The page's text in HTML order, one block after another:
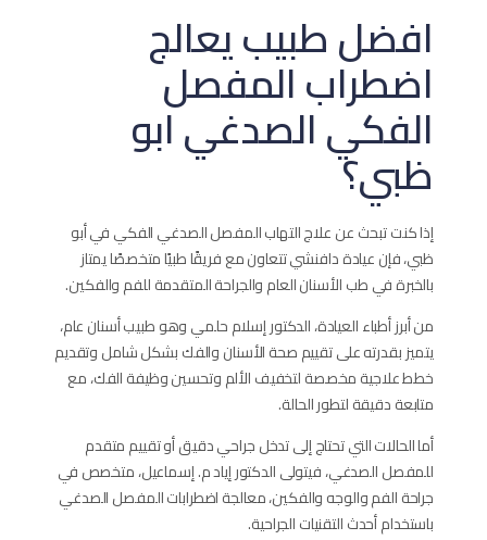
افضل طبيب يعالج
اضطراب المفصل
الفكي الصدغي ابو
ظبي؟
إذا كنت تبحث عن علاج التهاب المفصل الصدغي الفكي في أبو
ظبي، فإن عيادة دافنشي تتعاون مع فريقًا طبيًا متخصصًا يمتاز
بالخبرة في طب الأسنان العام والجراحة المتقدمة للفم والفكين.
من أبرز أطباء العيادة، الدكتور إسلام حلمي وهو طبيب أسنان عام،
يتميز بقدرته على تقييم صحة الأسنان والفك بشكل شامل وتقديم
خطط علاجية مخصصة لتخفيف الألم وتحسين وظيفة الفك، مع
متابعة دقيقة لتطور الحالة.
أما الحالات التي تحتاج إلى تدخل جراحي دقيق أو تقييم متقدم
للمفصل الصدغي، فيتولى الدكتور إياد م. إسماعيل، متخصص في
جراحة الفم والوجه والفكين، معالجة اضطرابات المفصل الصدغي
باستخدام أحدث التقنيات الجراحية.